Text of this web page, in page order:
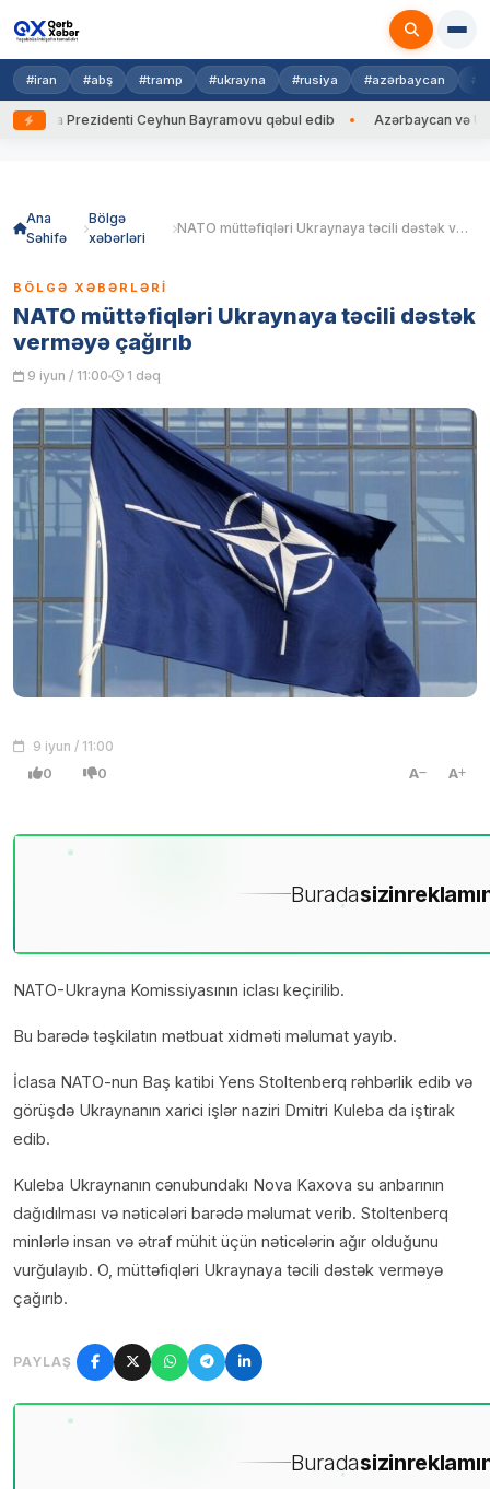
#iran #abş #tramp #ukrayna #rusiya #azərbaycan
Prezidenti Ceyhun Bayramovu qəbul edib Azərbaycan və
Ana
Səhifə
Bölgə
xəbərləri
NATO müttəfiqləri Ukraynaya təcili dəstək verməyə çağırıb
BÖLGƏ XƏBƏRLƏRI
NATO müttəfiqləri Ukraynaya təcili dəstək
verməyə çağırıb
9 iyun / 11:00 1 dəq
9 iyun / 11:00
0 0 A A
Buradasizin
NATO-Ukrayna Komissiyasının iclası keçirilib.
Bu barədə təşkilatın mətbuat xidməti məlumat yayıb.
İclasa NATO-nun Baş katibi Yens Stoltenberq rəhbərlik edib və
görüşdə Ukraynanın xarici işlər naziri Dmitri Kuleba da iştirak
edib.
Kuleba Ukraynanın cənubundakı Nova Kaxova su anbarının
dağıdılması və nəticələri barədə məlumat verib. Stoltenberq
minlərlə insan və ətraf mühit üçün nəticələrin ağır olduğunu
vurğulayıb. O, müttəfiqləri Ukraynaya təcili dəstək verməyə
çağırıb.
PAYLAŞ
Buradasizin